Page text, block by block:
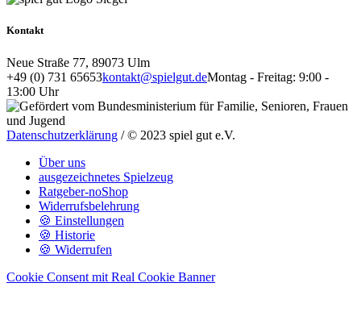
Kontakt
Neue Straße 77, 89073 Ulm
+49 (0) 731 65653kontakt@spielgut.deMontag - Freitag: 9:00 -
13:00 Uhr
Datenschutzerklärung / © 2023 spiel gut e.V.
Über uns
ausgezeichnetes Spielzeug
Ratgeber-noShop
Widerrufsbelehrung
🍪 Einstellungen
🍪 Historie
🍪 Widerrufen
Cookie Consent mit Real Cookie Banner